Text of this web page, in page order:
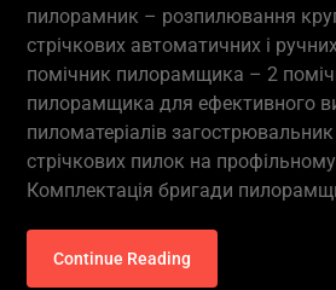
пилорамник – розпилювання
стрічкових автоматичних і
помічник пилорамщика – 2
пилорамщика для ефективного
пиломатеріалів
стрічкових пилок на
Комплектація бригади
Continue Reading